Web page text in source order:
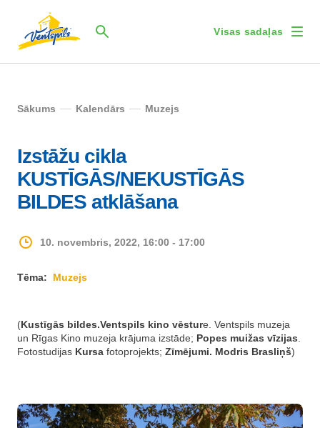
Visas sadaļas
Sākums Kalendārs Muzejs
Izstāžu cikla
KUSTĪGĀS/NEKUSTĪGĀS
BILDES atklāšana
10. novembris, 2022, 16:00 - 17:00
Tēma: Muzejs
(Kustīgās bildes.Ventspils kino vēsture. Ventspils muzeja
un Rīgas Kino muzeja krājuma izstāde; Popes muižas vīzijas
Fotostudijas Kursa fotoprojekts; Zīmējumi. Modris Brasliņš)